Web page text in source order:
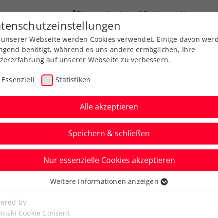
ÖTV Landesverbände News
Ausbildung Services Über uns
Rangliste
Webseite werden Cookies verwendet. Einige davon
benötigt, während es uns andere ermöglichen, Ihre
auf unserer Webseite zu verbessern.
Essenziell Statistiken
Alle akzeptieren
Speichern & schließen
Nur essenzielle Cookies akzeptieren
Cookies werden für grundlegende Funktionen der
benötigt. Dadurch ist gewährleistet, dass die Webseite
Weitere Informationen anzeigen
by
Cookie Consent